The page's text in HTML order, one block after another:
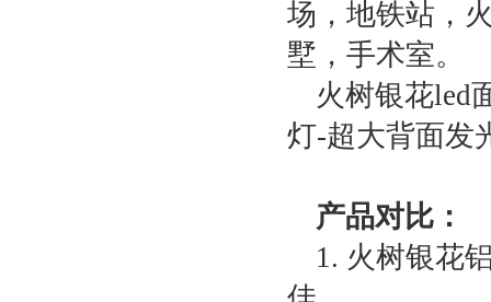
场，地铁站，
墅，手术室。
火树银花led
灯-超大背面发
产品对比：
1. 火树银花